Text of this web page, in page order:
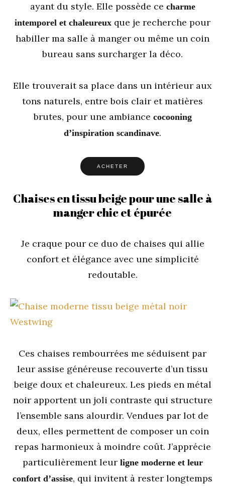
ayant du style. Elle possède ce charme
intemporel et chaleureux que je recherche pour
habiller ma salle à manger ou même un coin
bureau sans surcharger la déco.
Elle trouverait sa place dans un intérieur aux
tons naturels, entre bois clair et matières
brutes, pour une ambiance cocooning
d’inspiration scandinave.
ACHETER
Chaises en tissu beige pour une salle à
manger chic et épurée
Je craque pour ce duo de chaises qui allie
confort et élégance avec une simplicité
redoutable.
Ces chaises rembourrées me séduisent par
leur assise généreuse recouverte d’un tissu
beige doux et chaleureux. Les pieds en métal
noir apportent un joli contraste qui structure
l’ensemble sans alourdir. Vendues par lot de
deux, elles permettent de composer un coin
repas harmonieux à moindre coût. J’apprécie
particulièrement leur ligne moderne et leur
confort d’assise, qui invitent à rester longtemps